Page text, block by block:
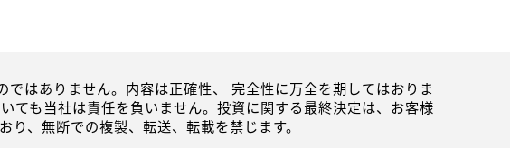
はありません。内容は正確性、 完全性に万全を期してはおりま
ても当社は責任を負いません。投資に関する最終決定は、お客様
、無断での複製、転送、転載を禁じます。